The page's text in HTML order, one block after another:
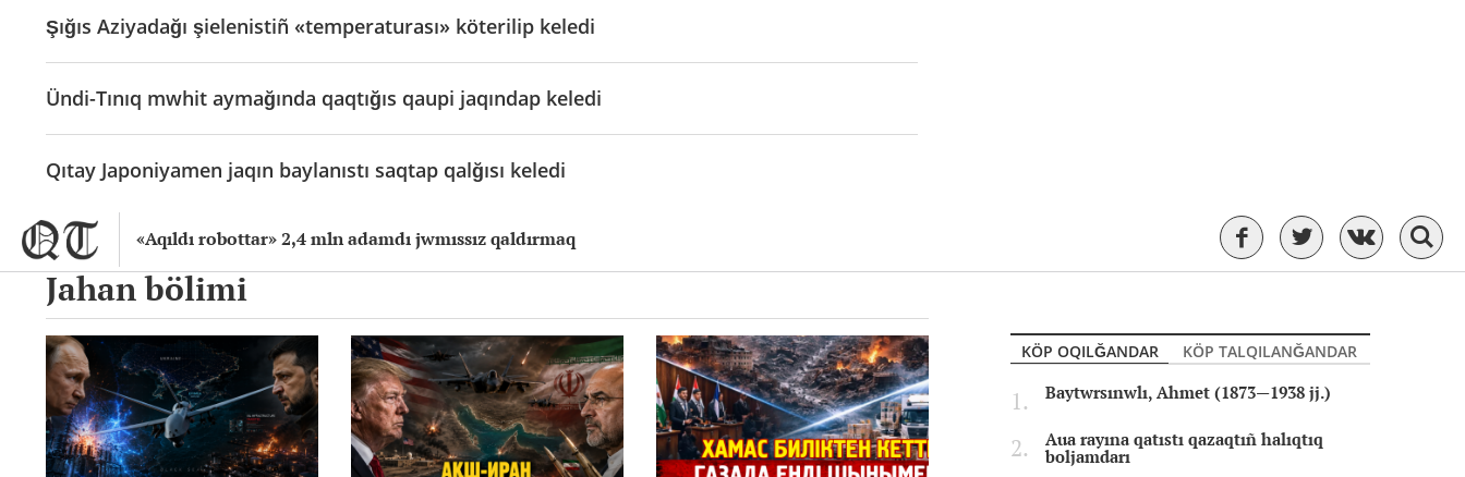
«Aqıldı robottar» 2,4 mln adamdı jwmıssız qaldırmaq
Şığıs Aziyadağı şielenistiñ «temperaturası» köterilip keledi
Ündi-Tınıq mwhit aymağında qaqtığıs qaupi jaqındap keledi
Qıtay Japoniyamen jaqın baylanıstı saqtap qalğısı keledi
Jahan bölimi
KÖP OQILĞANDAR
KÖP TALQILANĞANDAR
Baytwrsınwlı, Ahmet (1873—1938 jj.)
Aua rayına qatıstı qazaqtıñ halıqtıq
boljamdarı